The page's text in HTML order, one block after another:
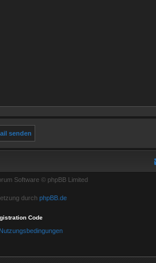
Software © phpBB Limited
durch phpBB.de
Code
Nutzungsbedingungen